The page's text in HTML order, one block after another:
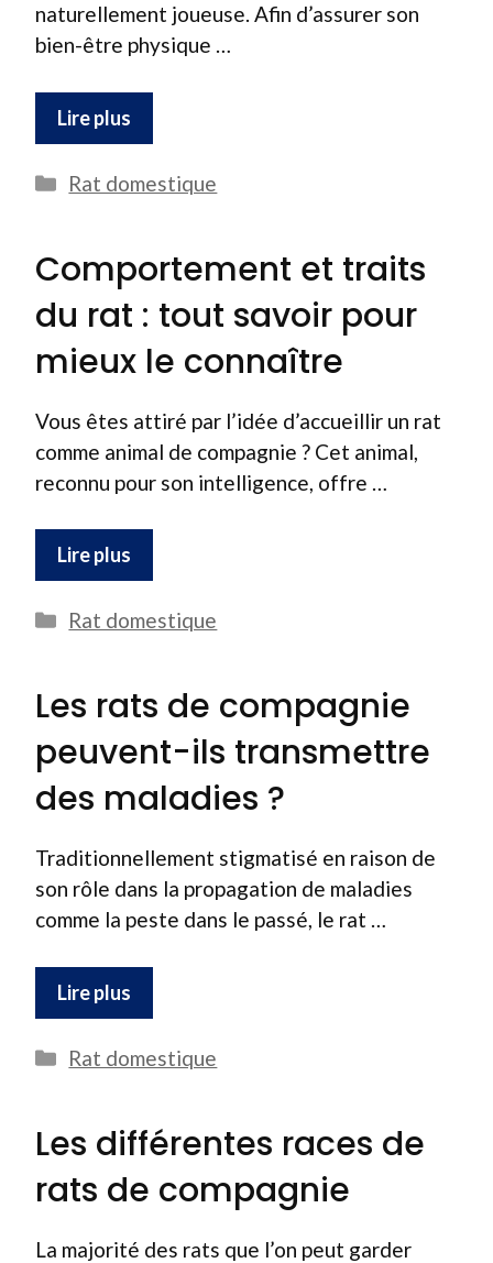
naturellement joueuse. Afin d’assurer son
bien-être physique …
Lire plus
Catégories
Rat domestique
Comportement et traits
du rat : tout savoir pour
mieux le connaître
Vous êtes attiré par l’idée d’accueillir un rat
comme animal de compagnie ? Cet animal,
reconnu pour son intelligence, offre …
Lire plus
Catégories
Rat domestique
Les rats de compagnie
peuvent-ils transmettre
des maladies ?
Traditionnellement stigmatisé en raison de
son rôle dans la propagation de maladies
comme la peste dans le passé, le rat …
Lire plus
Catégories
Rat domestique
Les différentes races de
rats de compagnie
La majorité des rats que l’on peut garder